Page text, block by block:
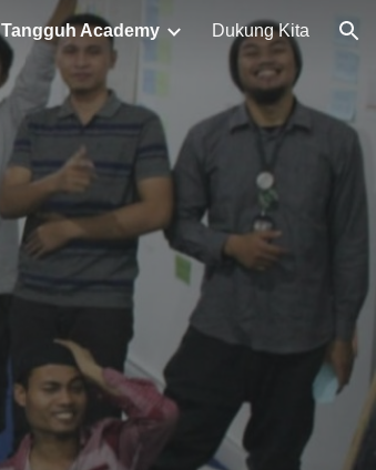
Tangguh Academy Dukung Kita